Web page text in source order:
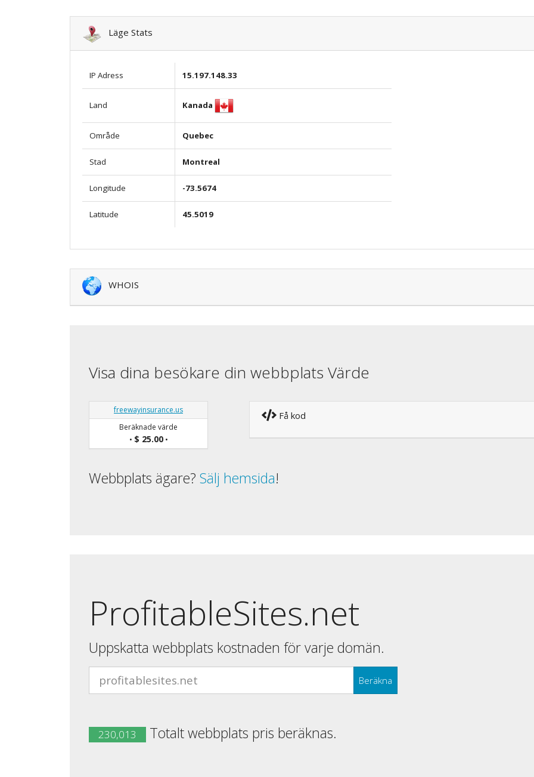
Läge Stats
IP Adress 15.197.148.33
Land Kanada
Område Quebec
Stad Montreal
Longitude -73.5674
Latitude 45.5019
WHOIS
Visa dina besökare din webbplats Värde
freewayinsurance.us
Beräknade värde
• $ 25.00•
Få kod
Webbplats ägare? Sälj hemsida!
ProfitableSites.net
Uppskatta webbplats kostnaden för varje domän.
Beräkna
230,013 Totalt webbplats pris beräknas.